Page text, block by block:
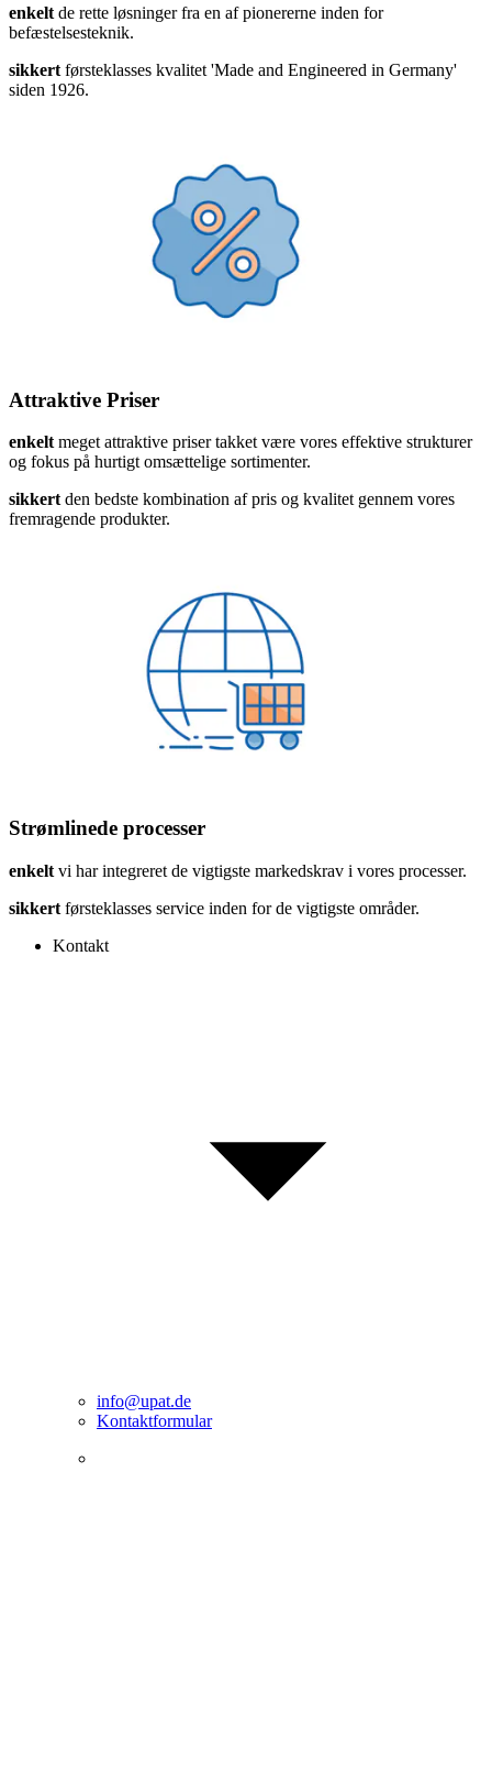
enkeltde rette løsninger fra en af pionererne inden for
befæstelsesteknik.
sikkertførsteklasses kvalitet 'Made and Engineered in Germany'
siden 1926.
Attraktive Priser
enkelt meget attraktive priser takket være vores effektive strukturer
og fokus på hurtigt omsættelige sortimenter.
sikkert den bedste kombination af pris og kvalitet gennem vores
fremragende produkter.
Strømlinede processer
enkelt vi har integreret de vigtigste markedskrav i vores processer.
sikkert førsteklasses service inden for de vigtigste områder.
Kontakt
info@upat.de
Kontaktformular